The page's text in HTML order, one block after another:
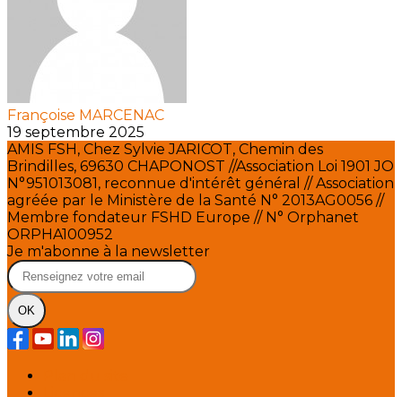
Françoise MARCENAC
19 septembre 2025
AMIS FSH, Chez Sylvie JARICOT, Chemin des
Brindilles, 69630 CHAPONOST //Association Loi 1901 JO
N°951013081, reconnue d'intérêt général // Association
agréée par le Ministère de la Santé N° 2013AG0056 //
Membre fondateur FSHD Europe // N° Orphanet
ORPHA100952
Je m'abonne à la newsletter
OK